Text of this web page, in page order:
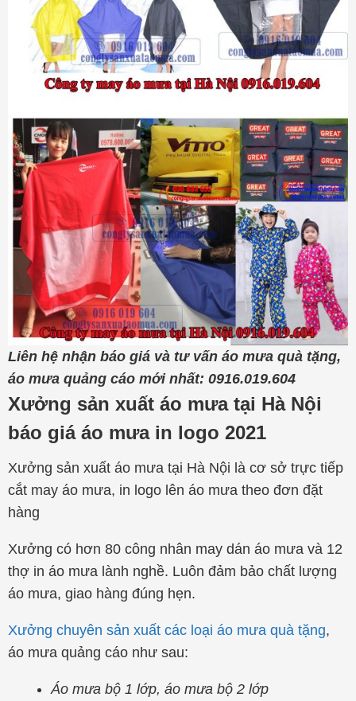
Liên hệ nhận báo giá và tư vấn áo mưa quà tặng,
áo mưa quảng cáo mới nhất: 0916.019.604
Xưởng sản xuất áo mưa tại Hà Nội
báo giá áo mưa in logo 2021
Xưởng sản xuất áo mưa tại Hà Nội là cơ sở trực tiếp
cắt may áo mưa, in logo lên áo mưa theo đơn đặt
hàng
Xưởng có hơn 80 công nhân may dán áo mưa và 12
thợ in áo mưa lành nghề. Luôn đảm bảo chất lượng
áo mưa, giao hàng đúng hẹn.
Xưởng chuyên sản xuất các loại áo mưa quà tặng,
áo mưa quảng cáo như sau:
Áo mưa bộ 1 lớp, áo mưa bộ 2 lớp